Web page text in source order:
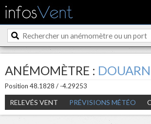
ANÉMOMÈTRE :
Position 48.1828 / -4.29253
RELEVÉS VENT PRÉVISIONS MÉTÉO